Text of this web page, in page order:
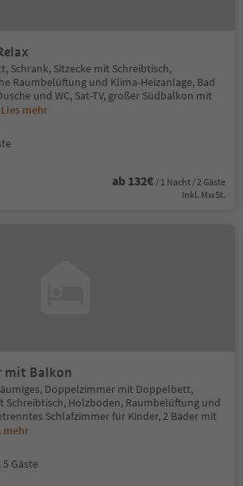
Schrank, Sitzecke mit Schreibtisch,
Raumbelüftung und Klima-Heizanlage, Bad
und WC, Sat-TV, großer Südbalkon mit
Lies mehr
ab 132€ / 1 Nacht / 2 Gäste
Inkl. MwSt.
mit Balkon
Doppelzimmer mit Doppelbett,
Schreibtisch, Holzboden, Raumbelüftung und
Schlafzimmer für Kinder, 2 Bäder mit
mehr
5 Gäste